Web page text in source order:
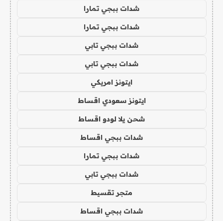
شدات ببجي تمارا
شدات ببجي تمارا
شدات ببجي تابي
شدات ببجي تابي
ايتونز امريكي
ايتونز سعودي اقساط
شحن يلا لودو اقساط
شدات ببجي اقساط
شدات ببجي تمارا
شدات ببجي تابي
متجر تقسيط
شدات ببجي اقساط